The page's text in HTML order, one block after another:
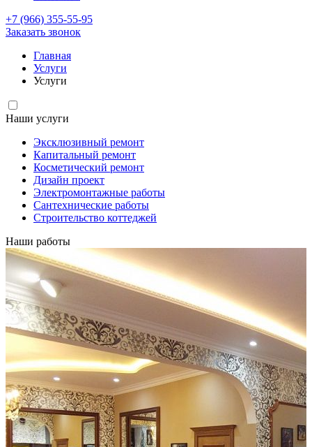
+7 (966) 355-55-95
Заказать звонок
Главная
Услуги
Услуги
Наши услуги
Эксклюзивный ремонт
Капитальный ремонт
Косметический ремонт
Дизайн проект
Электромонтажные работы
Сантехнические работы
Строительство коттеджей
Наши работы